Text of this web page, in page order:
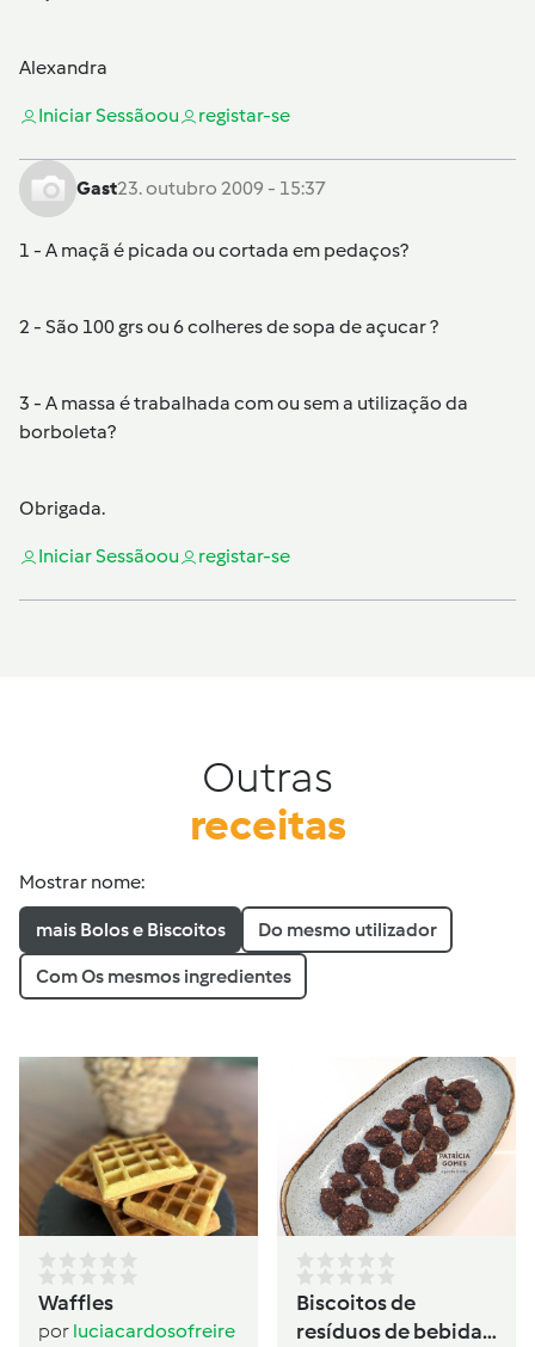
Alexandra
Iniciar Sessãoou registar-se
Gast23. outubro 2009 - 15:37
1 - A maçã é picada ou cortada em pedaços?
2 - São 100 grs ou 6 colheres de sopa de açucar ?
3 - A massa é trabalhada com ou sem a utilização da
borboleta?
Obrigada.
Iniciar Sessãoou registar-se
Outras
receitas
Mostrar nome:
mais Bolos e Biscoitos Do mesmo utilizador
Com Os mesmos ingredientes
Waffles
por luciacardosofreire
Biscoitos de
resíduos de bebida